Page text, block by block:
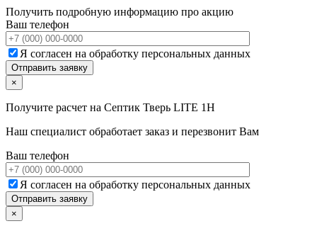
Получить подробную информацию про акцию
Ваш телефон
Я согласен на обработку персональных данных
×
Получите расчет на Септик Тверь LITE 1Н
Наш специалист обработает заказ и перезвонит Вам
Ваш телефон
Я согласен на обработку персональных данных
×